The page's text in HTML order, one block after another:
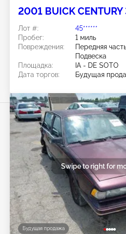
2001 BUICK CENTURY
Лот #:
45******
Пробег:
1 миль
Повреждения:
Передняя
Подвеска
Площадка:
IA - DE SOTO
Дата торгов:
Будущая
Будущая продажа
Swipe to right for